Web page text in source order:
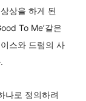
상을 하게 된
To Me’같은
스와 드럼의 사
나로 정의하려